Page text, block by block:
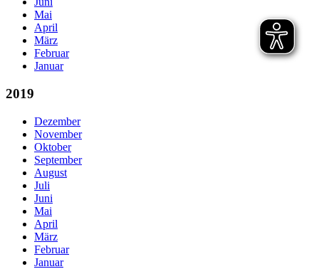
Mai
April
März
Februar
Januar
2019
Dezember
November
Oktober
September
August
Juli
Juni
Mai
April
März
Februar
Januar